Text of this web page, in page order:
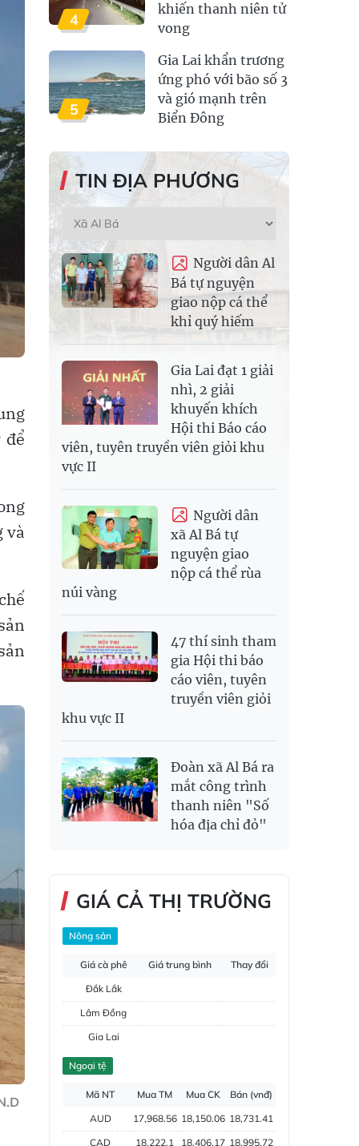
để
và
4
khiến thanh niên tử
vong
5
Gia Lai khẩn trương
ứng phó với bão số 3
và gió mạnh trên
Biển Đông
TIN ĐỊA PHƯƠNG
Người dân Al
Bá tự nguyện
giao nộp cá thể
khỉ quý hiếm
Gia Lai đạt 1 giải
nhì, 2 giải
khuyến khích
Hội thi Báo cáo
viên, tuyên truyền viên giỏi khu
vực II
Người dân
xã Al Bá tự
nguyện giao
nộp cá thể rùa
núi vàng
47 thí sinh tham
gia Hội thi báo
cáo viên, tuyên
truyền viên giỏi
khu vực II
Đoàn xã Al Bá ra
mắt công trình
thanh niên "Số
hóa địa chỉ đỏ"
GIÁ CẢ THỊ TRƯỜNG
Nông sản
Giá cà phê Giá trung bình
Thay đổi
Đắk Lắk
Lâm Đồng
Gia Lai
Đắk Nông
Ngoại tệ
Mã NT Mua TM Mua CK
Bán (vnđ)
AUD
17,968.56 18,150.06 18,731.41
CAD
18,222.1 18,406.17 18,995.72